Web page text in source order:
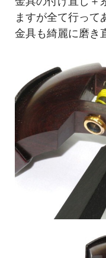
ますが全て行って
金具も綺麗に磨き